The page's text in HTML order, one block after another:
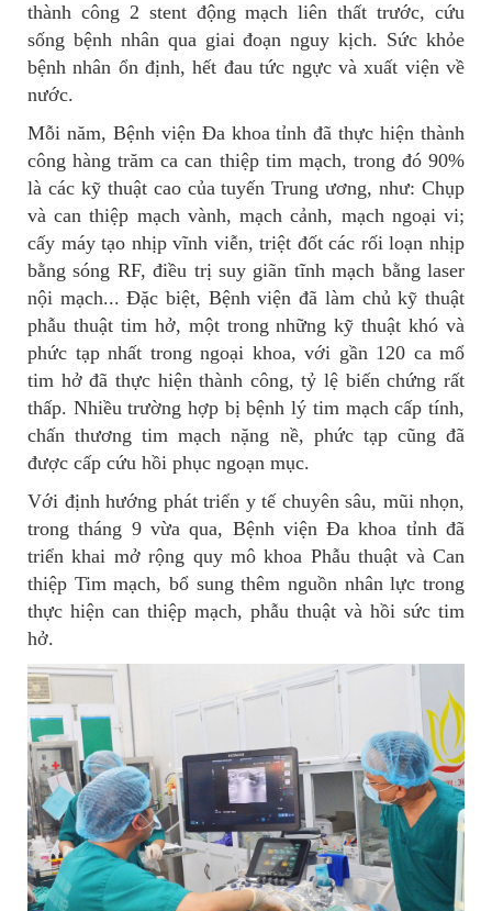
thành công 2 stent động mạch liên thất trước, cứu
sống bệnh nhân qua giai đoạn nguy kịch. Sức khỏe
bệnh nhân ổn định, hết đau tức ngực và xuất viện về
nước.
Mỗi năm, Bệnh viện Đa khoa tỉnh đã thực hiện thành
công hàng trăm ca can thiệp tim mạch, trong đó 90%
là các kỹ thuật cao của tuyến Trung ương, như: Chụp
và can thiệp mạch vành, mạch cảnh, mạch ngoại vi;
cấy máy tạo nhịp vĩnh viễn, triệt đốt các rối loạn nhịp
bằng sóng RF, điều trị suy giãn tĩnh mạch bằng laser
nội mạch... Đặc biệt, Bệnh viện đã làm chủ kỹ thuật
phẫu thuật tim hở, một trong những kỹ thuật khó và
phức tạp nhất trong ngoại khoa, với gần 120 ca mổ
tim hở đã thực hiện thành công, tỷ lệ biến chứng rất
thấp. Nhiều trường hợp bị bệnh lý tim mạch cấp tính,
chấn thương tim mạch nặng nề, phức tạp cũng đã
được cấp cứu hồi phục ngoạn mục.
Với định hướng phát triển y tế chuyên sâu, mũi nhọn,
trong tháng 9 vừa qua, Bệnh viện Đa khoa tỉnh đã
triển khai mở rộng quy mô khoa Phẫu thuật và Can
thiệp Tim mạch, bổ sung thêm nguồn nhân lực trong
thực hiện can thiệp mạch, phẫu thuật và hồi sức tim
hở.